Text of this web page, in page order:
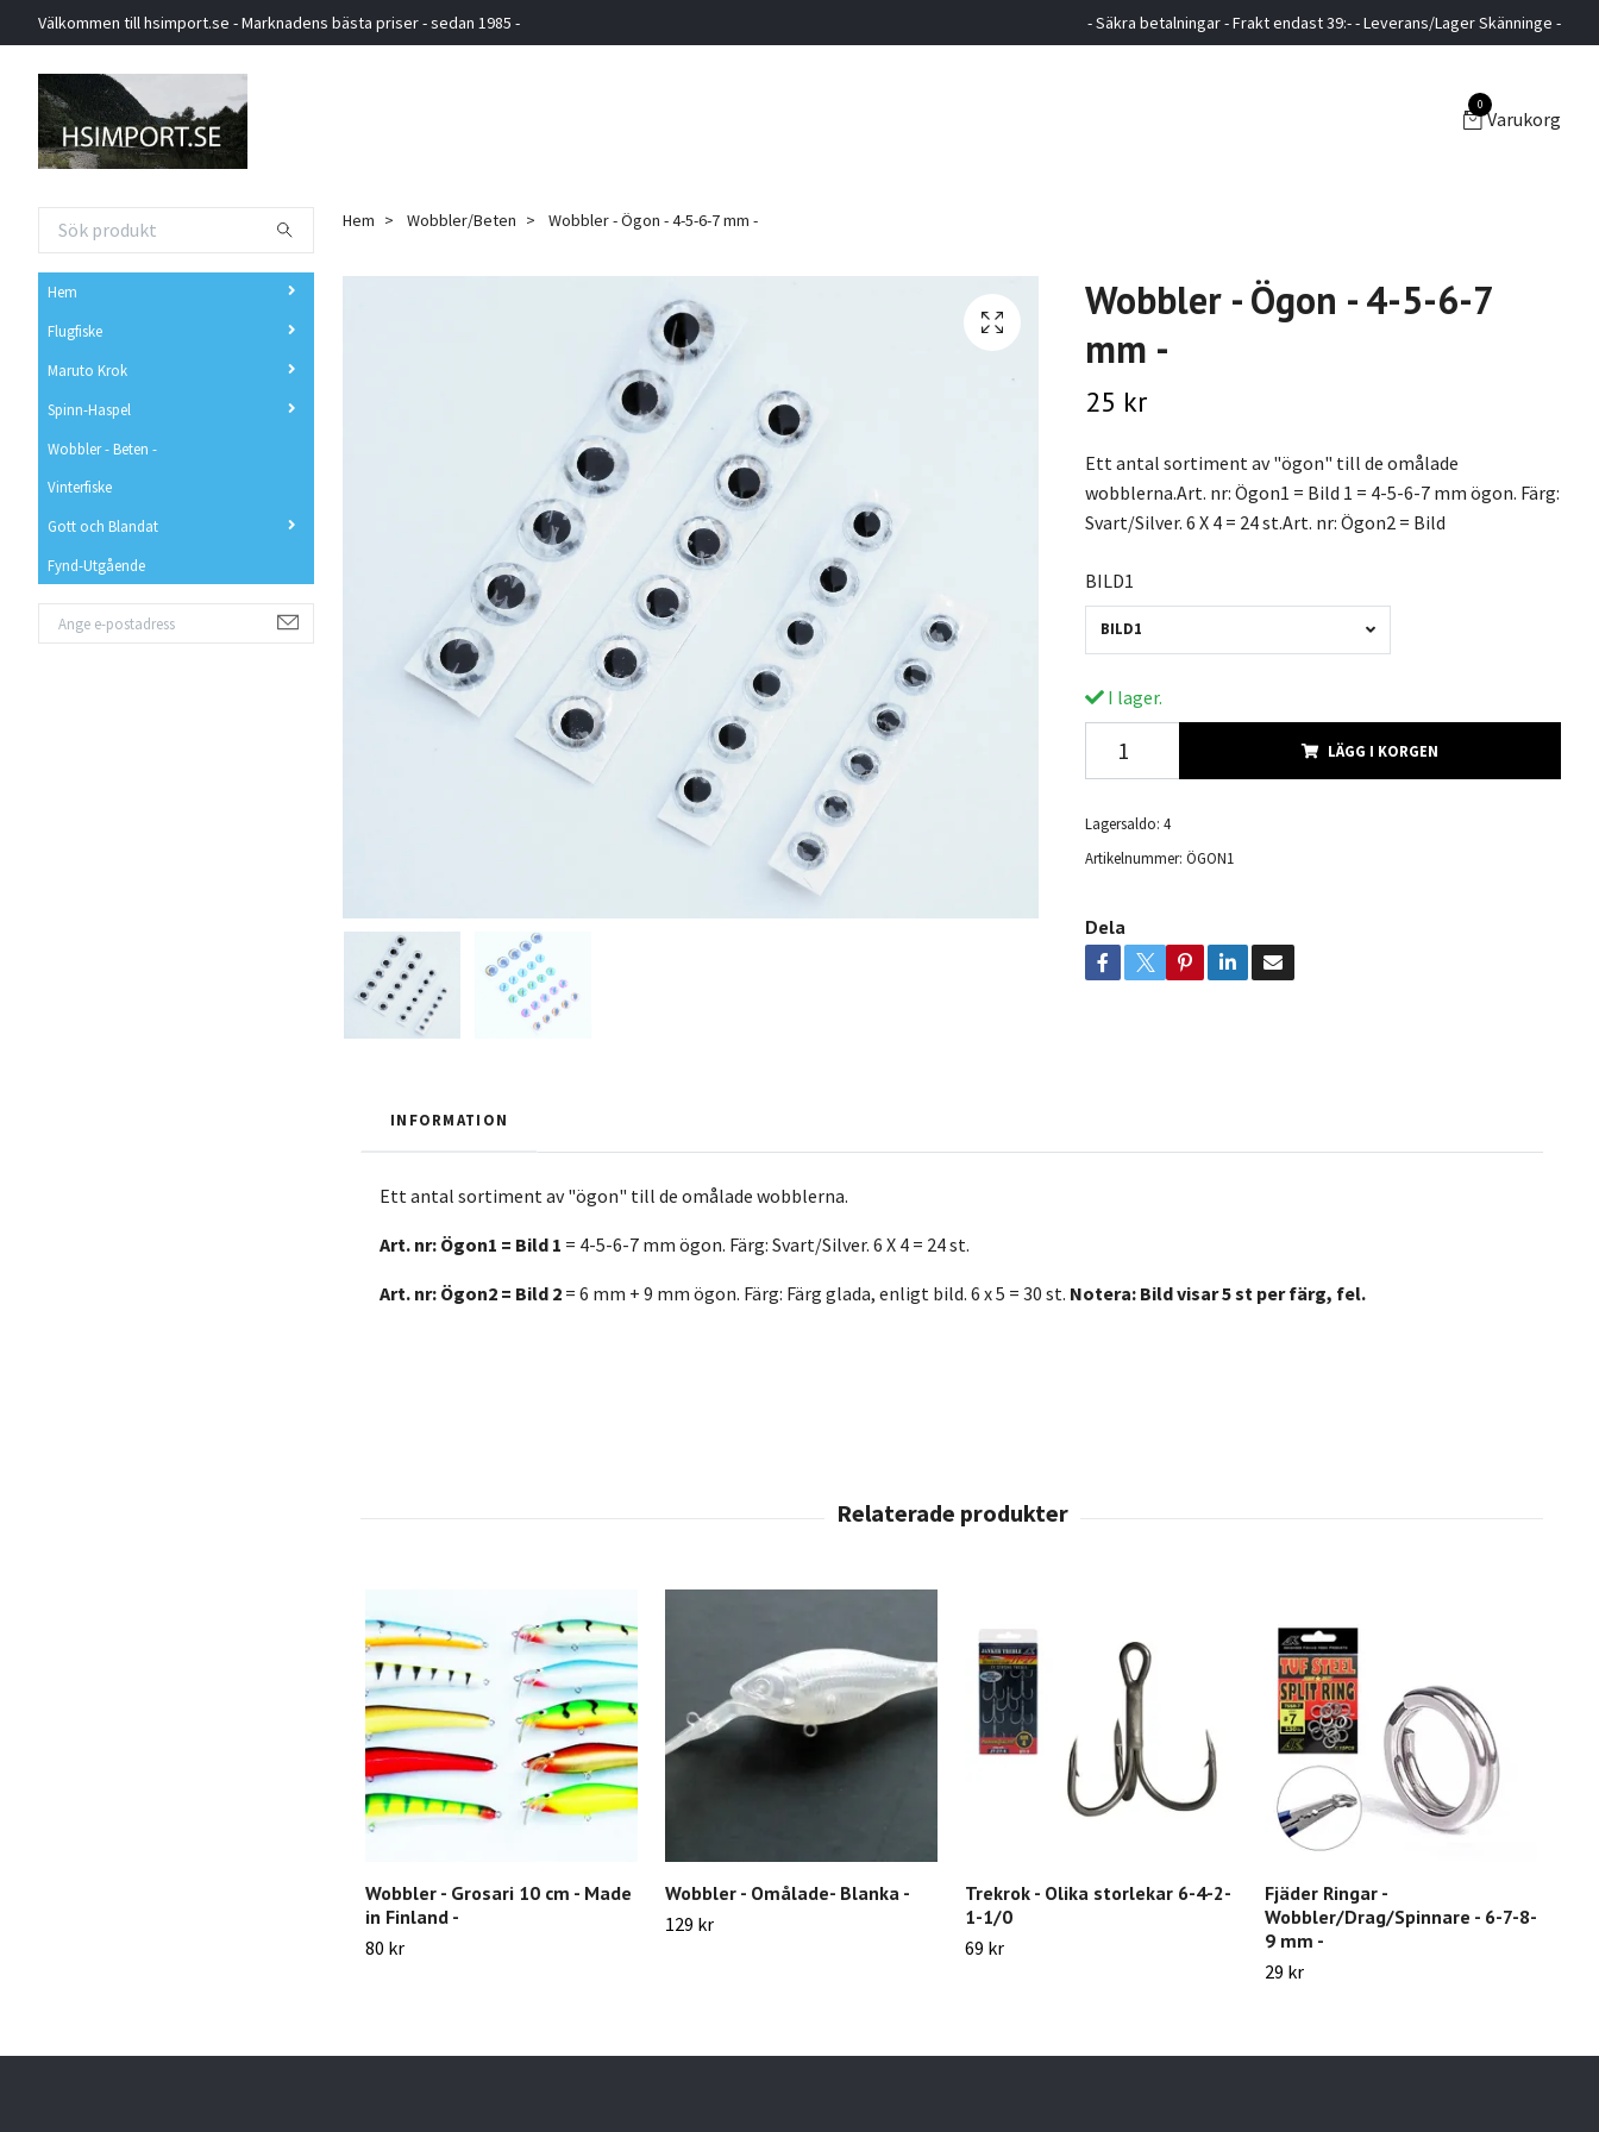
Välkommen till hsimport.se - Marknadens bästa priser - sedan 1985 - - Säkra betalningar - Frakt endast 39:- - Leverans/Lager Skänninge -
0
Varukorg
Hem
Flugfiske
Maruto Krok
Spinn-Haspel
Wobbler - Beten -
Vinterfiske
Gott och Blandat
Fynd-Utgående
Hem Wobbler/Beten Wobbler - Ögon - 4-5-6-7 mm -
Wobbler - Ögon - 4-5-6-7
mm -
25 kr
Ett antal sortiment av "ögon" till de omålade
wobblerna.Art. nr: Ögon1 = Bild 1 = 4-5-6-7 mm ögon. Färg:
Svart/Silver. 6 X 4 = 24 st.Art. nr: Ögon2 = Bild
BILD1
BILD1
I lager.
LÄGG I KORGEN
Lagersaldo: 4
Artikelnummer: ÖGON1
Dela
INFORMATION
Ett antal sortiment av "ögon" till de omålade wobblerna.
Art. nr: Ögon1 = Bild 1 = 4-5-6-7 mm ögon. Färg: Svart/Silver. 6 X 4 = 24 st.
Art. nr: Ögon2 = Bild 2 = 6 mm + 9 mm ögon. Färg: Färg glada, enligt bild. 6 x 5 = 30 st. Notera: Bild visar 5 st per färg, fel.
Wobbler - Grosari 10 cm - Made
in Finland -
80 kr
Wobbler - Omålade- Blanka -
129 kr
Trekrok - Olika storlekar 6-4-2-
1-1/0
69 kr
Fjäder Ringar -
Wobbler/Drag/Spinnare - 6-7-8-
9 mm -
29 kr